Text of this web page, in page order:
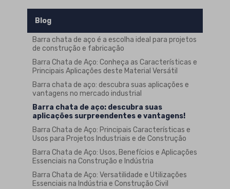
Blog
Barra chata de aço é a escolha ideal para projetos
de construção e fabricação
Barra Chata de Aço: Conheça as Características e
Principais Aplicações deste Material Versátil
Barra chata de aço: descubra suas aplicações e
vantagens no mercado industrial
Barra chata de aço: descubra suas
aplicações surpreendentes e vantagens!
Barra Chata de Aço: Principais Características e
Usos para Projetos Industriais e de Construção
Barra Chata de Aço: Usos, Benefícios e Aplicações
Essenciais na Construção e Indústria
Barra Chata de Aço: Versatilidade e Utilizações
Essenciais na Indústria e Construção Civil